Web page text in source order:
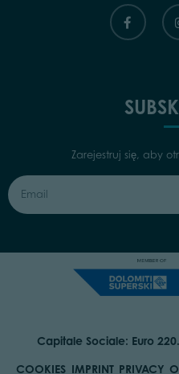
Zarejestruj się, aby
Capitale Sociale: Euro
COOKIES IMPRINT PRIVACY